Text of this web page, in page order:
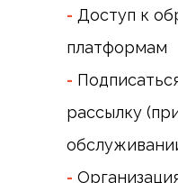
- Доступ к
платформам
-
рассылку
-